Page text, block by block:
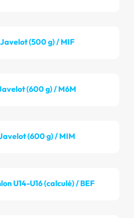
Javelot (500 g) / MIF
(600 g) / M6M
(600 g) / MIM
U14-U16 (calculé) / BEF